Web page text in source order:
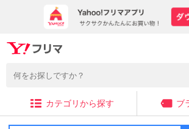
カテゴリから探す ブ